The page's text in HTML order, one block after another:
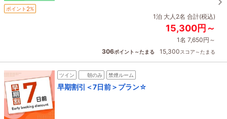
ポイント 2%
1泊 大人2名 合計(税込)
15,300円～
1名 7,650円～
306ポイント～たまる 15,300スコア～たまる
ツイン 朝のみ 禁煙ルーム
早期割引＜7日前＞プラン☆